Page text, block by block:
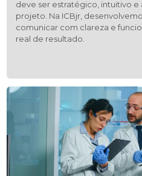
deve ser estratégico, intuitivo
projeto. Na ICBjr,
comunicar com clareza e
real de resultado.